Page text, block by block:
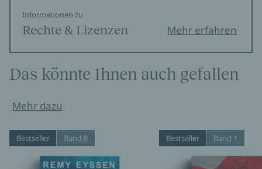
Informationen zu
Rechte & Lizenzen Mehr erfahren
Das könnte Ihnen auch gefallen
Mehr dazu
Bestseller Band 8 Bestseller Band 1